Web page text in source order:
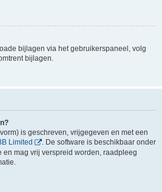
bijlagen via het gebruikerspaneel, volg
bijlagen.
is geschreven, vrijgegeven en met een
Limited
. De software is beschikbaar onder
mag vrij verspreid worden, raadpleeg